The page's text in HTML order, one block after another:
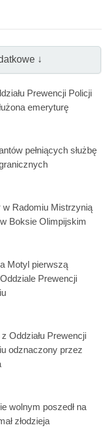
↓
Prewencji Policji
emeryturę
pełniących służbę
w Radomiu Mistrzynią
Boksie Olimpijskim
Motyl pierwszą
Prewencji
Oddziału Prewencji
odznaczony przez
wolnym poszedł na
złodzieja